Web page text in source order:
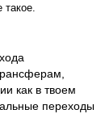
такое.
как в твоем
переходы